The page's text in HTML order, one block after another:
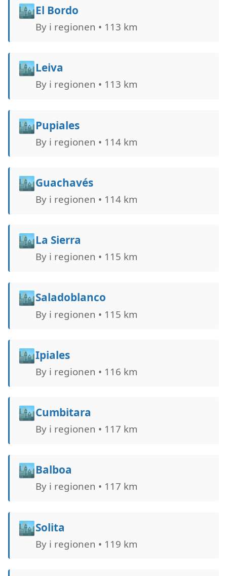
🏙️El Bordo
By i regionen • 113 km
🏙️Leiva
By i regionen • 113 km
🏙️Pupiales
By i regionen • 114 km
🏙️Guachavés
By i regionen • 114 km
🏙️La Sierra
By i regionen • 115 km
🏙️Saladoblanco
By i regionen • 115 km
🏙️Ipiales
By i regionen • 116 km
🏙️Cumbitara
By i regionen • 117 km
🏙️Balboa
By i regionen • 117 km
🏙️Solita
By i regionen • 119 km